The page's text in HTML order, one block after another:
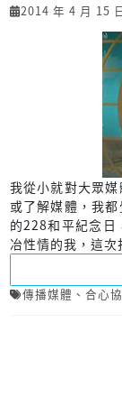
2014 年 4 月 15
我從小就對大眾
或了解媒體，我
的228和平紀念日
冶性情的我，這次
傳播媒體 、 合心